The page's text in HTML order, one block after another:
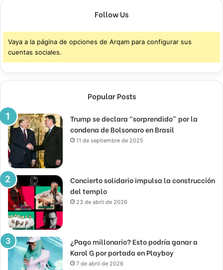
Follow Us
Vaya a la página de opciones de Arqam para configurar sus
cuentas sociales.
Popular Posts
Trump se declara “sorprendido” por la
condena de Bolsonaro en Brasil
11 de septiembre de 2025
Concierto solidario impulsa la construcción
del templo
23 de abril de 2026
¿Pago millonario? Esto podría ganar a
Karol G por portada en Playboy
7 de abril de 2026